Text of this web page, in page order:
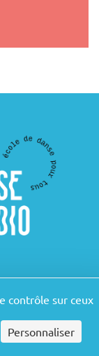
contrôle sur ceux
Personnaliser